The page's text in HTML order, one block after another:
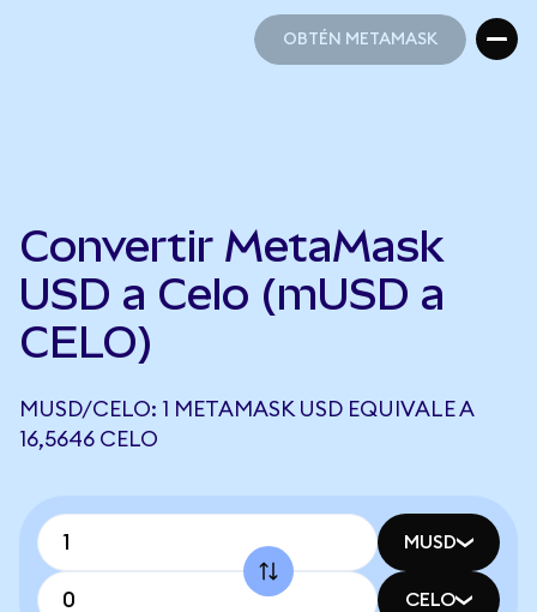
OBTÉN METAMASK
Convertir MetaMask
USD a Celo (mUSD a
CELO)
MUSD/CELO: 1 METAMASK USD EQUIVALE A
16,5646 CELO
MUSD
CELO